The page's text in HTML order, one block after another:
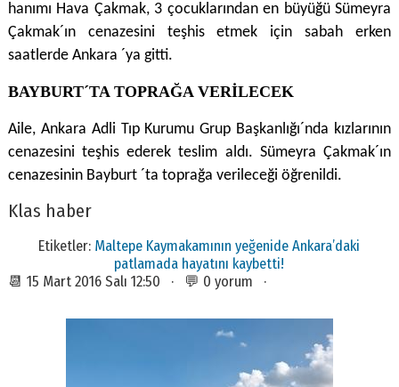
hanımı Hava Çakmak, 3 çocuklarından en büyüğü Sümeyra
Çakmak´ın cenazesini teşhis etmek için sabah erken
saatlerde Ankara ´ya gitti.
BAYBURT´TA TOPRAĞA VERİLECEK
Aile, Ankara Adli Tıp Kurumu Grup Başkanlığı´nda kızlarının
cenazesini teşhis ederek teslim aldı. Sümeyra Çakmak´ın
cenazesinin Bayburt ´ta toprağa verileceği öğrenildi.
Klas haber
Etiketler: Maltepe Kaymakamının yeğenide Ankara’daki
patlamada hayatını kaybetti!
📆 15 Mart 2016 Salı 12:50 · 💬 0 yorum ·